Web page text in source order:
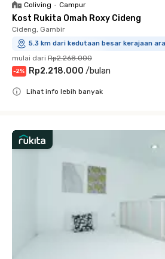
Coliving • Campur
Kost Rukita Omah Roxy Cideng
Cideng, Gambir
5.3 km dari kedutaan besar kerajaan
mulai dari Rp2.268.000
-2% Rp2.218.000 /bulan
Lihat info lebih banyak